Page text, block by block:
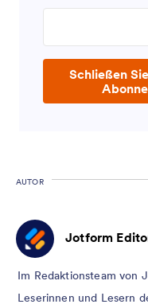
Schließen
AUTOR
Jotform
Im Redaktionsteam von
Leserinnen und Lesern